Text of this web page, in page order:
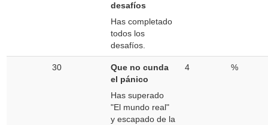
desafíos
Has completado
todos los
desafíos.
30
Que no cunda
el pánico
Has superado
"El mundo real"
y escapado de la
4 %